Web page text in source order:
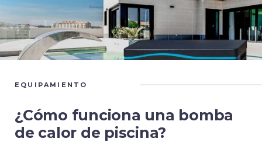
EQUIPAMIENTO
¿Cómo funciona una bomba
de calor de piscina?